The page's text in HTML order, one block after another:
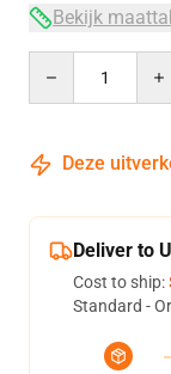
Bekijk
Deze
Deliver to
Cost to ship:
Standard -